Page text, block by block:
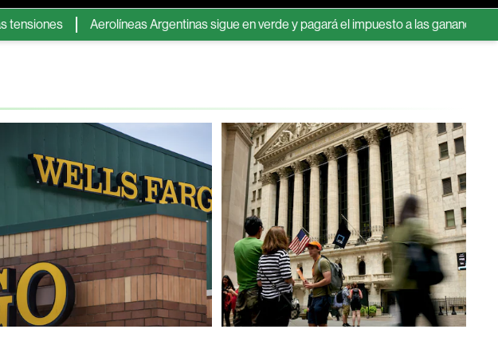
Aerolíneas Argentinas sigue en verde y pagará el impuesto a las ganancias por primera